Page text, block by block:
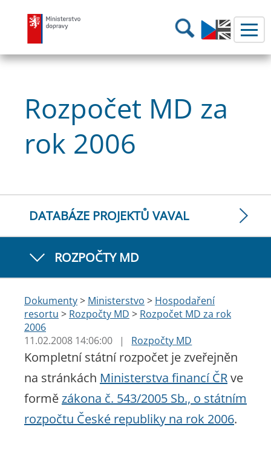
Ministerstvo dopravy Hledání
Rozpočet MD za
rok 2006
DATABÁZE PROJEKTŮ VAVAL
ROZPOČTY MD
Dokumenty> Ministerstvo > Hospodaření
resortu > Rozpočty MD > Rozpočet MD za rok
2006
11.02.2008 14:06:00
| Rozpočty MD
Kompletní státní rozpočet je zveřejněn
na stránkách Ministerstva financí ČRve
formězákona č. 543/2005 Sb., o státním
rozpočtu České republiky na rok 2006.